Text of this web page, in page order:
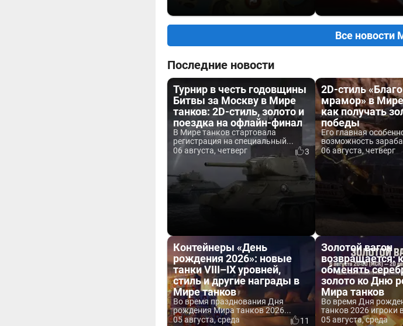
Все новости
Последние новости
Турнир в честь годовщины
Битвы за Москву в Мире
танков: 2D-стиль, золото и
поездка на офлайн-финал
В Мире танков стартовала
регистрация на специальный...
06 августа, четверг
3
2D-стиль
мрамор» в Мире
как получать
победы
Его главная
возможность
06 августа, четверг
Контейнеры «День
рождения 2026»: новые
танки VIII–IX уровней,
стиль и другие награды в
Мире танков
Во время празднования Дня
рождения Мира танков 2026...
05 августа, среда
11
Золотой вагон
возвращается:
обменять
золото ко Дню
Мира танков
Во время Дня
танков 2026 игроки
05 августа, среда